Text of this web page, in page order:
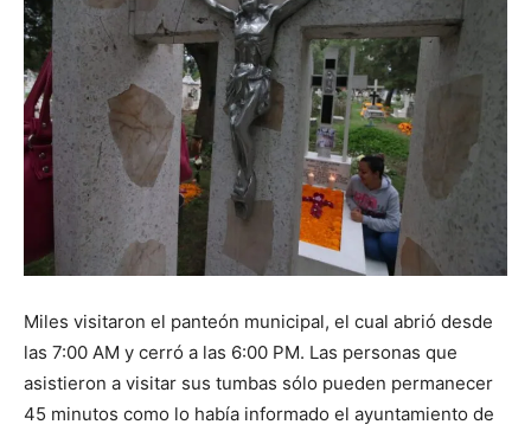
Miles visitaron el panteón municipal, el cual abrió desde
las 7:00 AM y cerró a las 6:00 PM. Las personas que
asistieron a visitar sus tumbas sólo pueden permanecer
45 minutos como lo había informado el ayuntamiento de